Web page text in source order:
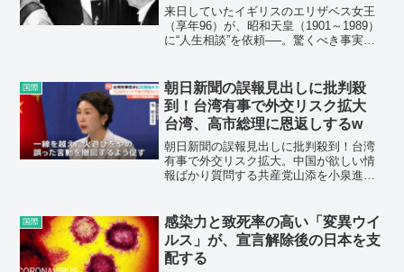
来日していたイギリスのエリザベス女王
（享年96）が、昭和天皇（1901～1989）
に“人生相談”を依頼──。驚くべき事実
国際
朝日新聞の誤報見出しに批判殺
到！台湾有事で外交リスク拡大
台湾、高市総理に恩返しするw
朝日新聞の誤報見出しに批判殺到！台湾
有事で外交リスク拡大。中国が欲しい情
報ばかり質問する共産党山添を小泉進次
国際
感染力と致死率の高い「変異ウイ
ルス」が、宣言解除後の日本を支
配する